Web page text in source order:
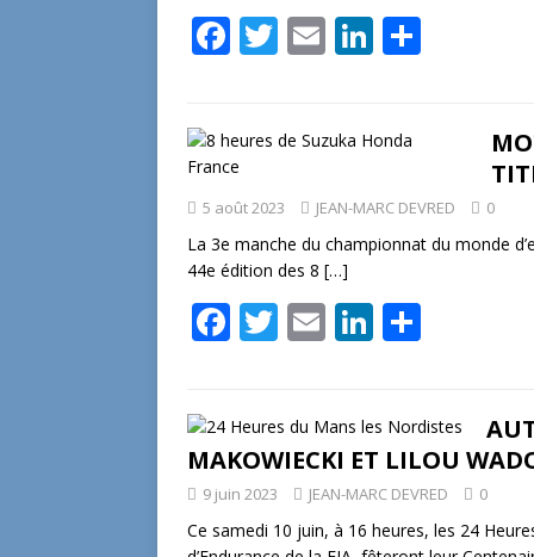
F
b
o
o
k
T
er
E
l
Li
e
n
5 août 2023 JEAN-MARC DEVRED 0
La 3e manche du championnat du monde
44e édition des 8 […]
F
b
o
o
T
er
E
l
Li
e
dI
n
g
er
MAKOWIECKI ET LILOU
9 juin 2023 JEAN-MARC DEVRED 0
Ce samedi 10 juin, à 16 heures, les 24